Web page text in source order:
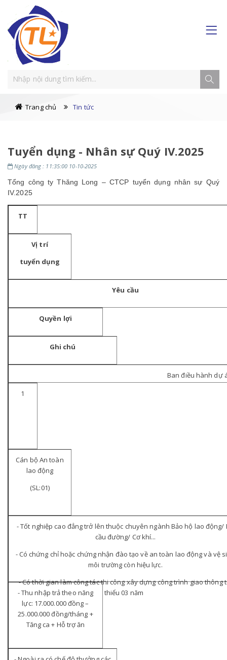
Trang chủ Tin tức
Tuyển dụng - Nhân sự Quý IV.2025
Ngày đăng : 11:35:00 10-10-2025
Tổng công ty Thăng Long – CTCP tuyển dụng nhân sự Quý
IV.2025
TT
Vị trí
tuyển dụng
Yêu cầu
Quyền lợi
Ghi chú
Ban điều hành dự
1
Cán bộ An toàn
lao động
(SL:01)
- Tốt nghiệp cao đẳng trở lên thuộc chuyên ngành Bảo hộ lao động/
cầu đường/ Cơ khí...
- Có chứng chỉ hoặc chứng nhận đào tạo về an toàn lao động và vệ
môi trường còn hiệu lực.
- Có thời gian làm công tác thi công xây dựng công trình giao thông
thiểu 03 năm
- Thu nhập trả theo năng
lực: 17.000.000 đồng –
25.000.000 đồng/tháng +
Tăng ca + Hỗ trợ ăn